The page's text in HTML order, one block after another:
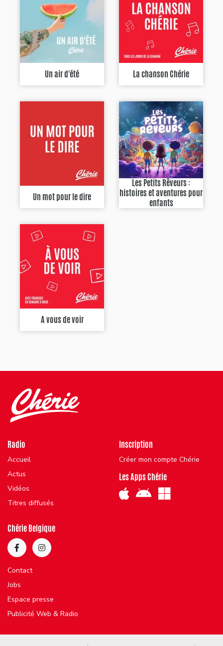
Un air d'été La chanson Chérie
Un mot pour le dire
Les Petits Rêveurs :
histoires et aventures pour
enfants
A vous de voir
Radio
Accueil
Actus
Vidéos
Titres diffusés
Inscription
Créer mon compte Chérie
Les Apps Chérie
Chérie Belgique
Contact
Jobs
Espace presse
Publicité Web & Radio